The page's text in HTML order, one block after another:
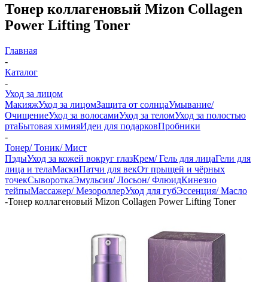
Тонер коллагеновый Mizon Collagen
Power Lifting Toner
Главная
-
Каталог
-
Уход за лицом
МакияжУход за лицомЗащита от солнцаУмывание/
ОчищениеУход за волосамиУход за теломУход за полостью
ртаБытовая химияИдеи для подарковПробники
-
Тонер/ Тоник/ Мист
ПэдыУход за кожей вокруг глазКрем/ Гель для лицаГели для
лица и телаМаскиПатчи для векОт прыщей и чёрных
точекСывороткаЭмульсия/ Лосьон/ ФлюидКинезио
тейпыМассажер/ МезороллерУход для губЭссенция/ Масло
-Тонер коллагеновый Mizon Collagen Power Lifting Toner